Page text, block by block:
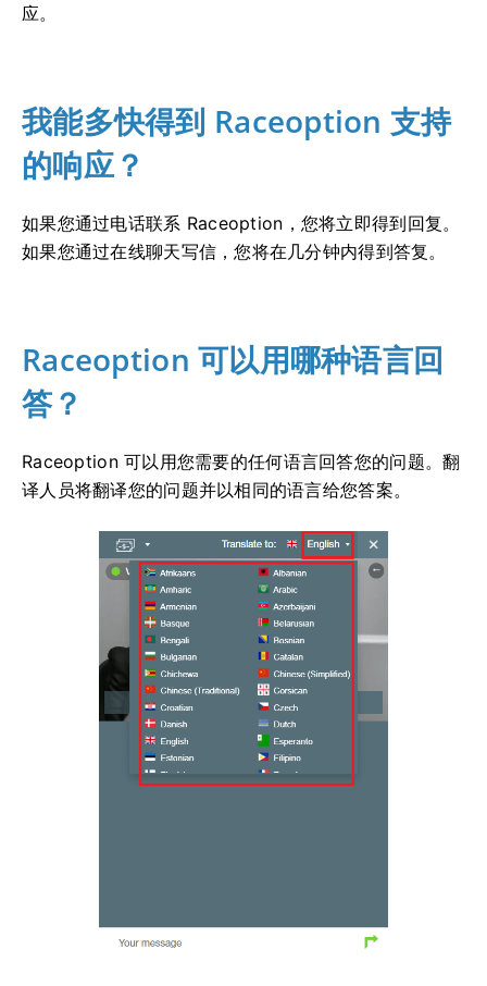
应。
我能多快得到 Raceoption 支持
的响应？
如果您通过电话联系 Raceoption，您将立即得到回复。
如果您通过在线聊天写信，您将在几分钟内得到答复。
Raceoption 可以用哪种语言回
答？
Raceoption 可以用您需要的任何语言回答您的问题。翻
译人员将翻译您的问题并以相同的语言给您答案。